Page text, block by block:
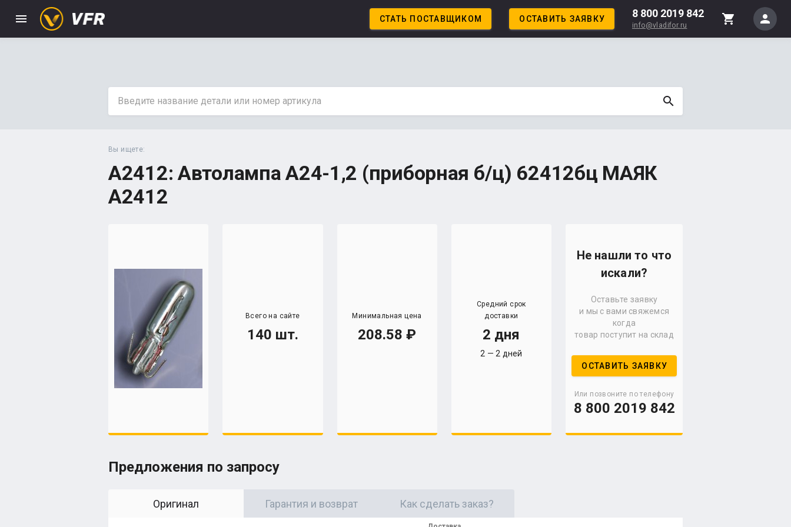
menu СТАТЬ ПОСТАВЩИКОМ ОСТАВИТЬ ЗАЯВКУ 8 800 2019 842
info@vladifor.ru shopping_cart person
search
Вы ищете:
A2412: Автолампа А24-1,2 (приборная б/ц) 62412бц МАЯК
А2412
Всего на сайте
140 шт.
Минимальная цена
208.58
Средний срок
доставки
2 дня
2 — 2 дней
Не нашли то что
искали?
Оставьте заявку
и мы с вами свяжемся
когда
товар поступит на склад
ОСТАВИТЬ ЗАЯВКУ
Или позвоните по телефону
8 800 2019 842
Предложения по запросу
Оригинал Гарантия и возврат Как сделать заказ?